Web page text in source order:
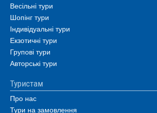
Весільні тури
Шопінг тури
Індивідуальні тури
Екзотичні тури
Групові тури
Авторські тури
Туристам
Про нас
Тури на замовлення